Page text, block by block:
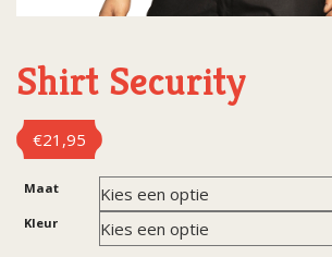
Shirt Security
€21,95
Maat
Kleur